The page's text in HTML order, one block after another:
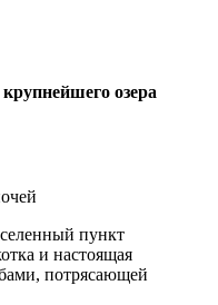
озера
пункт
и настоящая
потрясающей